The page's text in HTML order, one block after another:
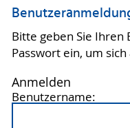
Bitte geben Sie
Passwort ein, um
Anmelden
Benutzername: